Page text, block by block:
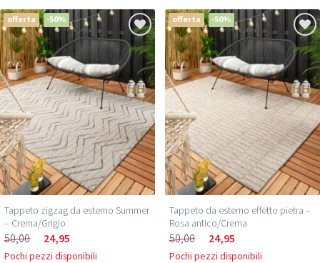
offerta -50%
Tappeto zigzag da esterno Summer
– Crema/Grigio
50,00 24,95
Pochi pezzi disponibili
offerta -50%
Tappeto da esterno effetto pietra –
Rosa antico/Crema
50,00 24,95
Pochi pezzi disponibili